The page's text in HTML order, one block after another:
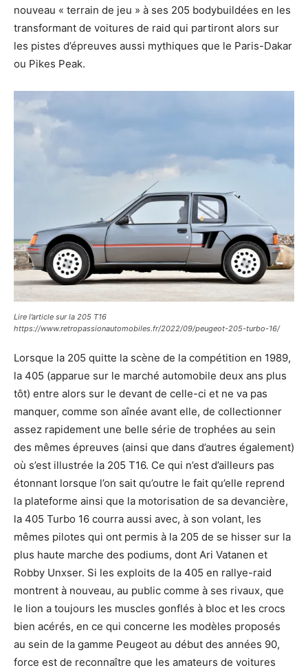
nouveau « terrain de jeu » à ses 205 bodybuildées en les
transformant de voitures de raid qui partiront alors sur
les pistes d’épreuves aussi mythiques que le Paris-Dakar
ou Pikes Peak.
Lire l’article sur la 205 T16
https://www.retropassionautomobiles.fr/2022/09/peugeot-205-turbo-16/
Lorsque la 205 quitte la scène de la compétition en 1989,
la 405 (apparue sur le marché automobile deux ans plus
tôt) entre alors sur le devant de celle-ci et ne va pas
manquer, comme son aînée avant elle, de collectionner
assez rapidement une belle série de trophées au sein
des mêmes épreuves (ainsi que dans d’autres également)
où s’est illustrée la 205 T16. Ce qui n’est d’ailleurs pas
étonnant lorsque l’on sait qu’outre le fait qu’elle reprend
la plateforme ainsi que la motorisation de sa devancière,
la 405 Turbo 16 courra aussi avec, à son volant, les
mêmes pilotes qui ont permis à la 205 de se hisser sur la
plus haute marche des podiums, dont Ari Vatanen et
Robby Unxser. Si les exploits de la 405 en rallye-raid
montrent à nouveau, au public comme à ses rivaux, que
le lion a toujours les muscles gonflés à bloc et les crocs
bien acérés, en ce qui concerne les modèles proposés
au sein de la gamme Peugeot au début des années 90,
force est de reconnaître que les amateurs de voitures